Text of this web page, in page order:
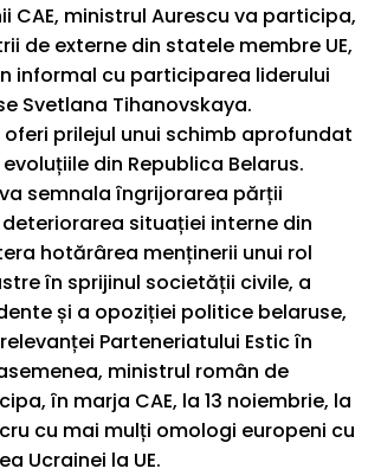
CAE, ministrul Aurescu va participa,
de externe din statele membre UE,
informal cu participarea liderului
Svetlana Tihanovskaya.
prilejul unui schimb aprofundat
din Republica Belarus.
semnala îngrijorarea părții
situației interne din
hotărârea menținerii unui rol
în sprijinul societății civile, a
și a opoziției politice belaruse,
Parteneriatului Estic în
ministrul român de
în marja CAE, la 13 noiembrie, la
cu mai mulți omologi europeni cu
Ucrainei la UE.